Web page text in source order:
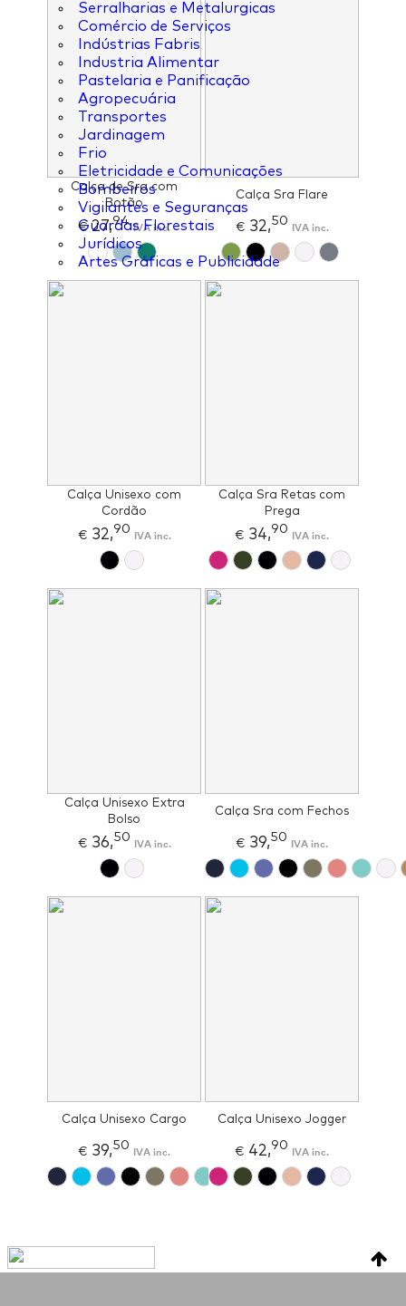
Serralharias e Metalurgicas
Comércio de Serviços
Indústrias Fabris
Industria Alimentar
Pastelaria e Panificação
Agropecuária
Transportes
Jardinagem
Frio
Eletricidade e Comunicações
Bombeiros
Vigilantes e Seguranças
Guardas Florestais
Jurídicos
Artes Gráficas e Publicidade
Calça de Sra com
Botão
€27,94 IVA inc.
Calça Sra Flare
€32,50 IVA inc.
Calça Unisexo com
Cordão
€32,90 IVA inc.
Calça Sra Retas com
Prega
€ 34,90 IVA inc.
Calça Unisexo Extra
Bolso
€36,50 IVA inc.
Calça Sra com Fechos
€ 39,50 IVA inc.
Calça Unisexo Cargo
€ 39,50 IVA inc.
Calça Unisexo Jogger
€ 42,90 IVA inc.